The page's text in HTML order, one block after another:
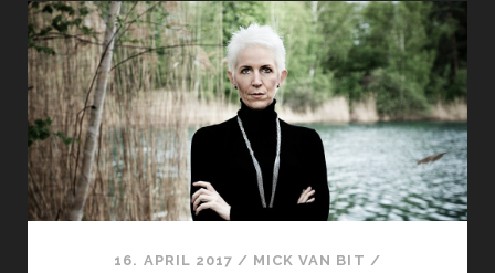
16. APRIL 2017 / MICK VAN BIT /